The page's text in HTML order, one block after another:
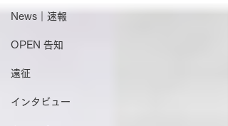
News｜速報
OPEN 告知
遠征
インタビュー